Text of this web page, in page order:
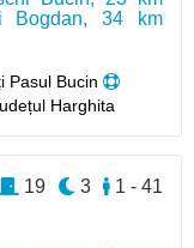
Bogdan, 34 km
Pasul Bucin
Harghita
1 - 41
3
19